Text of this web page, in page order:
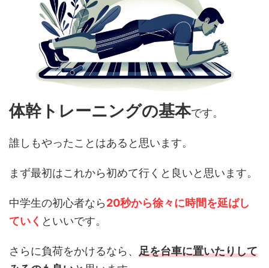
体幹トレーニングの基本です。
誰しもやったことはあると思います。
まず最初はこれから初めて行くと良いと思います。
中学生の初心者なら20秒から徐々に時間を延ばし
ていく といいです。
さらに負荷をかけるなら、 足を台車に置いたりして